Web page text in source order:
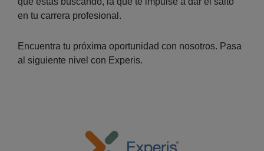
en tu carrera profesional.
Encuentra tu próxima oportunidad con nosotros. Pasa
al siguiente nivel con Experis.